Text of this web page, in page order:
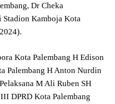
Dr Cheka
Stadion Kamboja Kota
Kota Palembang H Edison
Palembang H Anton Nurdin
M Ali Ruben SH
DPRD Kota Palembang